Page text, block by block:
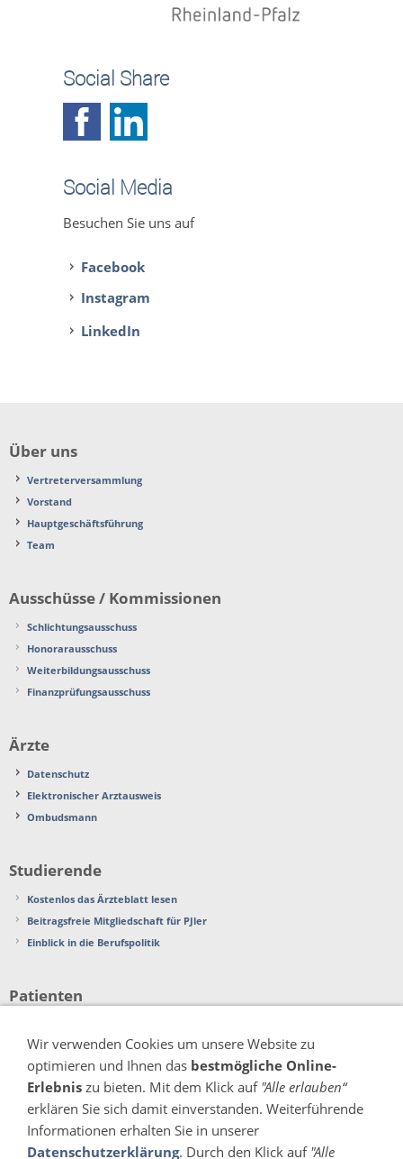
Social Share
Social Media
Besuchen Sie uns auf
Facebook
Instagram
LinkedIn
Über uns
Vertreterversammlung
Vorstand
Hauptgeschäftsführung
Team
Ausschüsse / Kommissionen
Schlichtungsausschuss
Honorarausschuss
Weiterbildungsausschuss
Finanzprüfungsausschuss
Ärzte
Datenschutz
Elektronischer Arztausweis
Ombudsmann
Studierende
Kostenlos das Ärzteblatt lesen
Beitragsfreie Mitgliedschaft für PJler
Einblick in die Berufspolitik
Patienten
Patientenverfügung
Organspende
Verschiedenes
Pressemitteilungen
Wir verwenden Cookies um unsere Website zu
optimieren und Ihnen das bestmögliche Online-
Erlebnis zu bieten. Mit dem Klick auf "Alle erlauben“
erklären Sie sich damit einverstanden. Weiterführende
Informationen erhalten Sie in unserer
Datenschutzerklärung. Durch den Klick auf "Alle